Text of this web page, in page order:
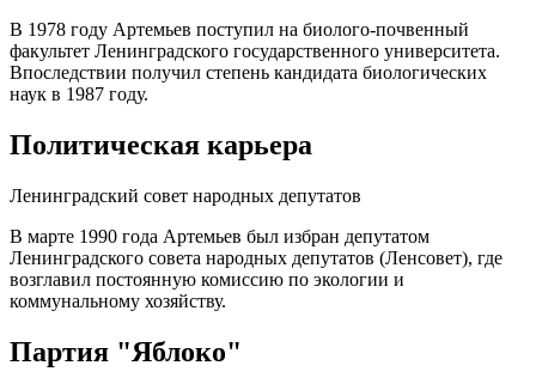
В 1978 году Артемьев поступил на биолого-почвенный
факультет Ленинградского государственного университета.
Впоследствии получил степень кандидата биологических
наук в 1987 году.
Политическая карьера
Ленинградский совет народных депутатов
В марте 1990 года Артемьев был избран депутатом
Ленинградского совета народных депутатов (Ленсовет), где
возглавил постоянную комиссию по экологии и
коммунальному хозяйству.
Партия "Яблоко"